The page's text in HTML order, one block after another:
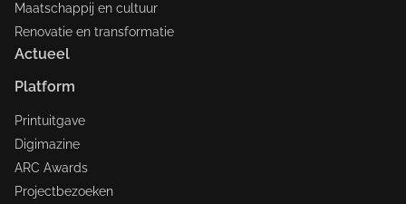
Maatschappij en cultuur
Renovatie en transformatie
Actueel
Platform
Printuitgave
Digimazine
ARC Awards
Projectbezoeken